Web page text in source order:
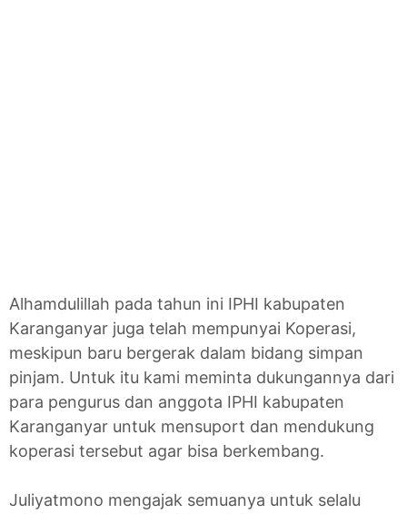
Alhamdulillah pada tahun ini IPHI kabupaten
Karanganyar juga telah mempunyai Koperasi,
meskipun baru bergerak dalam bidang simpan
pinjam. Untuk itu kami meminta dukungannya dari
para pengurus dan anggota IPHI kabupaten
Karanganyar untuk mensuport dan mendukung
koperasi tersebut agar bisa berkembang.
Juliyatmono mengajak semuanya untuk selalu